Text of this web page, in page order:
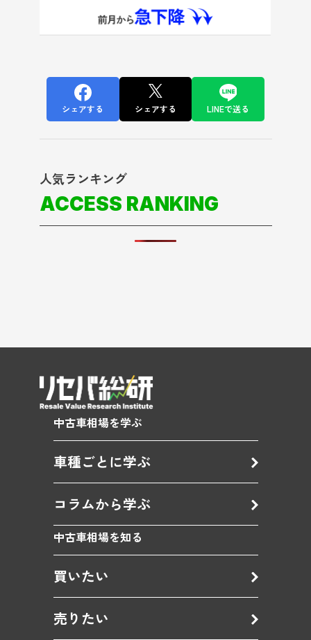
シェアする シェアする LINEで送る
人気ランキング
ACCESS RANKING
中古車相場を学ぶ
車種ごとに学ぶ
コラムから学ぶ
中古車相場を知る
買いたい
売りたい